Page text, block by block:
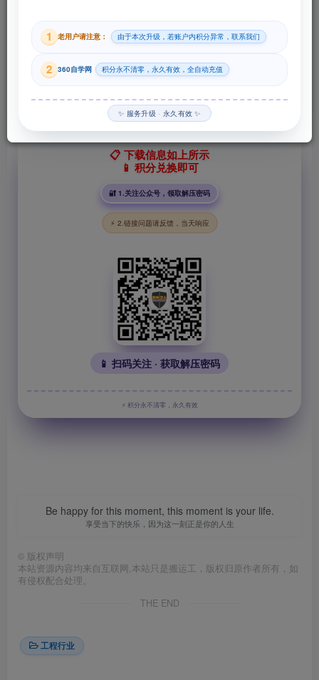
29积分
📋 下载信息如上所示
📱 积分兑换即可
🔐 1.关注公众号，领取解压密码
⚡ 2.链接问题请反馈，当天响应
📱 扫码关注 · 获取解压密码
⚡ 积分永不清零，永久有效
Be happy for this moment, this moment is your life.
享受当下的快乐，因为这一刻正是你的人生
© 版权声明
本站资源内容均来自互联网,本站只是搬运工，版权归原作者所有，如
有侵权配合处理。
THE END
工程行业
1 老用户请注意： 由于本次升级，若账户内积分异常，联系我们
2 360自学网 积分永不清零，永久有效，全自动充值
✨ 服务升级 · 永久有效 ✨